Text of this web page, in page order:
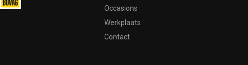
Occasions
Werkplaats
Contact